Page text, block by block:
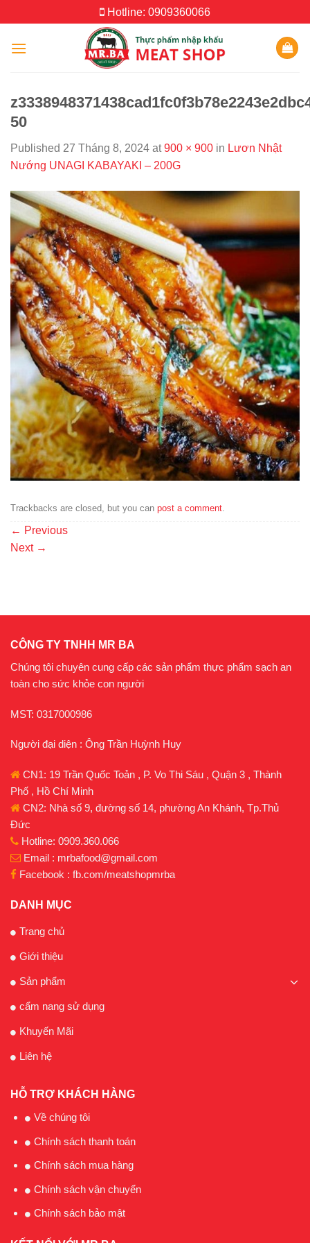
to
content
Hotline: 0909360066
50
Published 27 Tháng 8, 2024 at900 × 900 in Lươn Nhật
Nướng UNAGI KABAYAKI – 200G
Trackbacks are closed, but you can post a comment.
← Previous
Next →
CÔNG TY TNHH MR BA
Chúng tôi chuyên cung cấp các sản phẩm thực phẩm sạch an
toàn cho sức khỏe con người
MST: 0317000986
Người đại diện : Ông Trần Huỳnh Huy
CN1: 19 Trần Quốc Toản , P. Vo Thi Sáu , Quận 3 , Thành
Phố , Hồ Chí Minh
CN2: Nhà số 9, đường số 14, phường An Khánh, Tp.Thủ
Đức
Hotline: 0909.360.066
Email : mrbafood@gmail.com
Facebook : fb.com/meatshopmrba
DANH MỤC
Trang chủ
Giới thiệu
Sản phẩm
cẩm nang sử dụng
Khuyến Mãi
Liên hệ
HỖ TRỢ KHÁCH HÀNG
Về chúng tôi
Chính sách thanh toán
Chính sách mua hàng
Chính sách vận chuyển
Chính sách bảo mật